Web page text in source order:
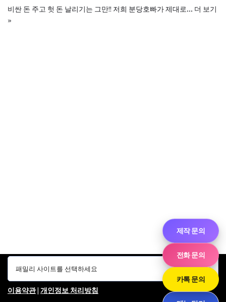
비싼 돈 주고 헛 돈 날리기는 그만!! 저희 분당호빠가 제대로… 더 보기
»
이용약관| 개인정보 처리방침
제작 문의
전화 문의
카톡 문의